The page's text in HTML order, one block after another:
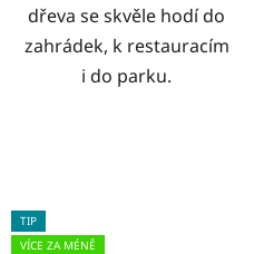
dřeva se skvěle hodí do
zahrádek, k restauracím
i do parku.
TIP
VÍCE ZA MÉNĚ